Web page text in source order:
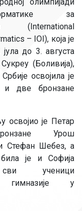
за
(International
– IOI), која је
до 3. августа
(Боливија),
освојила је
и две бронзане
освојио је Петар
Урош
Стефан Шебез, а
је и Софија
ученици
гимназије у